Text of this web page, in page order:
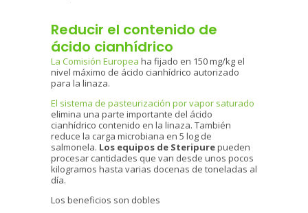
Reducir el contenido de
ácido cianhídrico
La Comisión Europea ha fijado en 150 mg/kg el
nivel máximo de ácido cianhídrico autorizado
para la linaza.
El sistema de pasteurización por vapor saturado
elimina una parte importante del ácido
cianhídrico contenido en la linaza. También
reduce la carga microbiana en 5 log de
salmonela. Los equipos de Steripurepueden
procesar cantidades que van desde unos pocos
kilogramos hasta varias docenas de toneladas al
día.
Los beneficios son dobles